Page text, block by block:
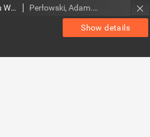
Show details
Słowo Ludu : organ Komitetu Wojewódzkiego Polskiej Zjednoczonej Partii Robotniczej, 1983, R.XXXV, nr 39 Perłowski, Adam. Red.